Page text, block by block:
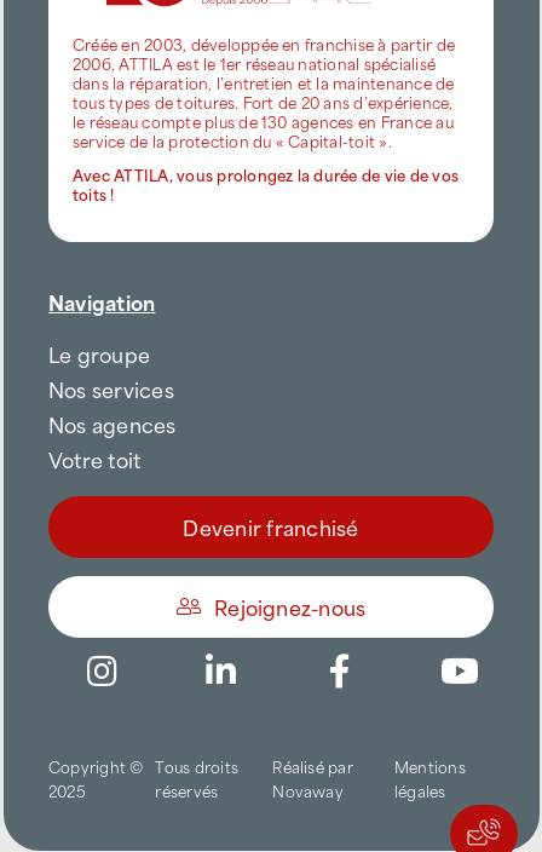
Créée en 2003, développée en franchise à partir de
2006, ATTILA est le 1er réseau national spécialisé
dans la réparation, l’entretien et la maintenance de
tous types de toitures. Fort de 20 ans d’expérience,
le réseau compte plus de 130 agences en France au
service de la protection du « Capital-toit ».
Avec ATTILA, vous prolongez la durée de vie de vos
toits !
Navigation
Le groupe
Nos services
Nos agences
Votre toit
Devenir franchisé
Rejoignez-nous
Copyright ©
2025
Tous droits
réservés
Réalisé par
Novaway
Mentions
légales
Trouver une agence